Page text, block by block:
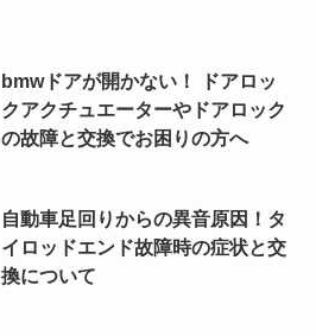
bmwドアが開かない！ ドアロッ
クアクチュエーターやドアロック
の故障と交換でお困りの方へ
自動車足回りからの異音原因！タ
イロッドエンド故障時の症状と交
換について